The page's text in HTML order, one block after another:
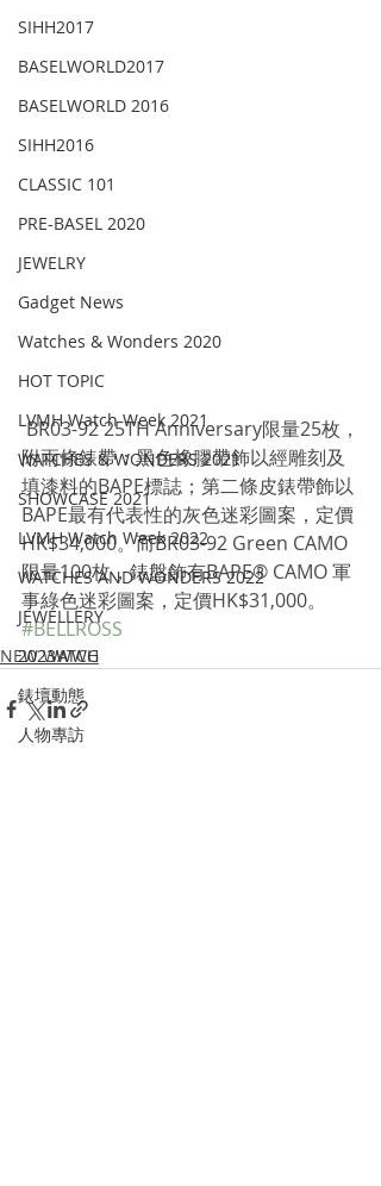
SIHH2017
BASELWORLD2017
BASELWORLD 2016
SIHH2016
CLASSIC 101
PRE-BASEL 2020
JEWELRY
Gadget News
Watches & Wonders 2020
HOT TOPIC
LVMH Watch Week 2021
WATCHES & WONDERS 2021
SHOWCASE 2021
LVMH Watch Week 2022
WATCHES AND WONDERS 2022
JEWELLERY
2023WWG
錶壇動態
人物專訪
BR03-92 25TH Anniversary限量25枚，
附兩條錶帶：黑色橡膠帶飾以經雕刻及
填漆料的BAPE標誌；第二條皮錶帶飾以
BAPE最有代表性的灰色迷彩圖案，定價
HK$34,000。而BR03-92 Green CAMO
限量100枚，錶盤飾有BAPE® CAMO 軍
事綠色迷彩圖案，定價HK$31,000。
#BELLROSS
NEW WATCH